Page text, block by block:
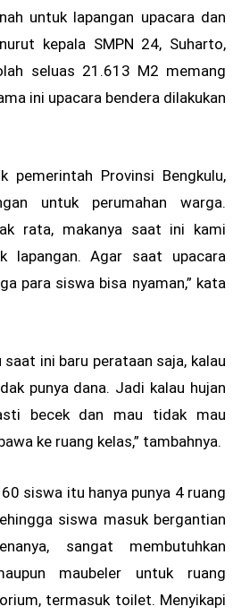
untuk lapangan upacara dan
kepala SMPN 24, Suharto,
seluas 21.613 M2 memang
ini upacara bendera dilakukan
pemerintah Provinsi Bengkulu,
untuk perumahan warga.
rata, makanya saat ini kami
lapangan. Agar saat upacara
para siswa bisa nyaman,” kata
saat ini baru perataan saja, kalau
punya dana. Jadi kalau hujan
becek dan mau tidak mau
ke ruang kelas,” tambahnya.
siswa itu hanya punya 4 ruang
siswa masuk bergantian
sangat membutuhkan
maubeler untuk ruang
termasuk toilet. Menyikapi